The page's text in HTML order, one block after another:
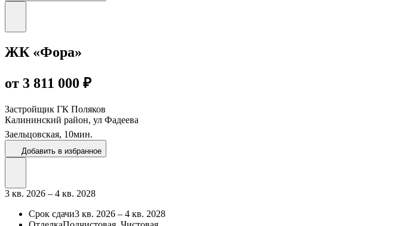
ЖК «Фора»
от 3 811 000 ₽
Застройщик ГК Поляков
Калининский район, ул Фадеева
Заельцовская, 10мин.
Добавить в избранное
3 кв. 2026 – 4 кв. 2028
Срок сдачи3 кв. 2026 – 4 кв. 2028